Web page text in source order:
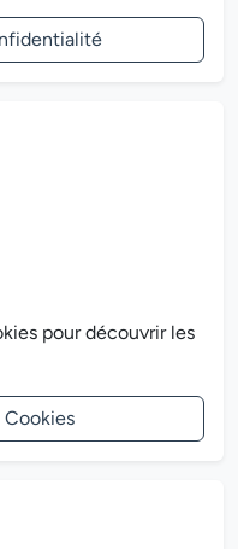
pour découvrir les